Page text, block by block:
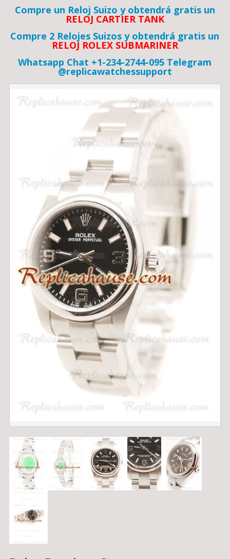
Compre un Reloj Suizo y obtendrá gratis un
RELOJ CARTIER TANK
Compre 2 Relojes Suizos y obtendrá gratis un
RELOJ ROLEX SUBMARINER
Whatsapp Chat +1-234-2744-095 Telegram
@replicawatchessupport